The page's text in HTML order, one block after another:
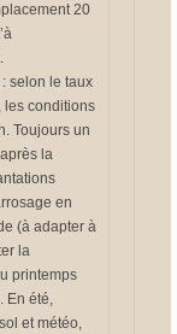
20
selon le taux
les conditions
Toujours un
la
en
(à adapter à
la
printemps
En été,
et météo,